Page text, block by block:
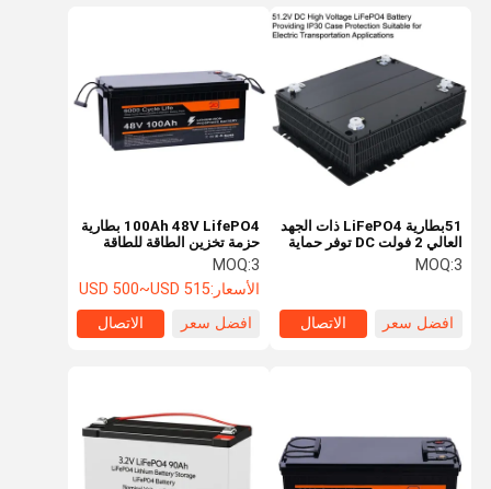
100Ah 48V LifePO4 بطارية
حزمة تخزين الطاقة للطاقة
الشمسية والطاقة الاحتياطية
MOQ:3
الأسعار:USD 500~USD 515
افضل سعر
الاتصال
51بطارية LiFePO4 ذات الجهد
العالي 2 فولت DC توفر حماية
IP30 مناسبة لتطبيقات النقل
الكهربائي
MOQ:3
افضل سعر الاتصال